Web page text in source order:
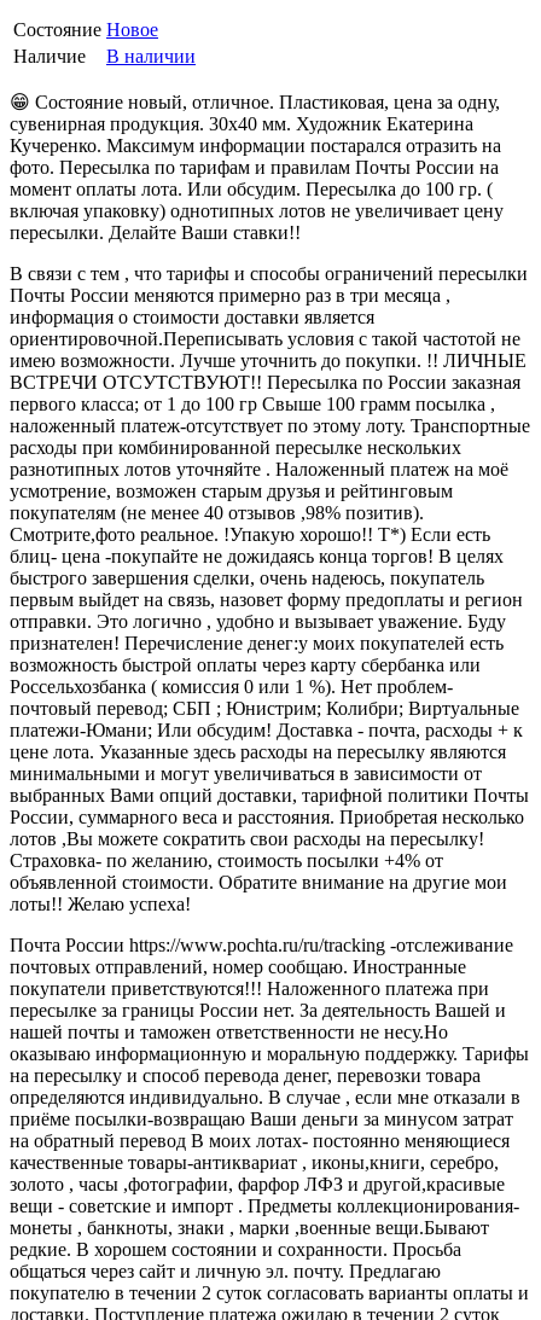
Состояние Новое
Наличие
В наличии
😁 Состояние новый, отличное. Пластиковая, цена за одну,
сувенирная продукция. 30х40 мм. Художник Екатерина
Кучеренко. Максимум информации постарался отразить на
фото. Пересылка по тарифам и правилам Почты России на
момент оплаты лота. Или обсудим. Пересылка до 100 гр. (
включая упаковку) однотипных лотов не увеличивает цену
пересылки. Делайте Ваши ставки!!
В связи с тем , что тарифы и способы ограничений пересылки
Почты России меняются примерно раз в три месяца ,
информация о стоимости доставки является
ориентировочной.Переписывать условия с такой частотой не
имею возможности. Лучше уточнить до покупки. !! ЛИЧНЫЕ
ВСТРЕЧИ ОТСУТСТВУЮТ!! Пересылка по России заказная
первого класса; от 1 до 100 гр Свыше 100 грамм посылка ,
наложенный платеж-отсутствует по этому лоту. Транспортные
расходы при комбинированной пересылке нескольких
разнотипных лотов уточняйте . Наложенный платеж на моё
усмотрение, возможен старым друзья и рейтинговым
покупателям (не менее 40 отзывов ,98% позитив).
Смотрите,фото реальное. !Упакую хорошо!! Т*) Если есть
блиц- цена -покупайте не дожидаясь конца торгов! В целях
быстрого завершения сделки, очень надеюсь, покупатель
первым выйдет на связь, назовет форму предоплаты и регион
отправки. Это логично , удобно и вызывает уважение. Буду
признателен! Перечисление денег:у моих покупателей есть
возможность быстрой оплаты через карту сбербанка или
Россельхозбанка ( комиссия 0 или 1 %). Нет проблем-
почтовый перевод; СБП ; Юнистрим; Колибри; Виртуальные
платежи-Юмани; Или обсудим! Доставка - почта, расходы + к
цене лота. Указанные здесь расходы на пересылку являются
минимальными и могут увеличиваться в зависимости от
выбранных Вами опций доставки, тарифной политики Почты
России, суммарного веса и расстояния. Приобретая несколько
лотов ,Вы можете сократить свои расходы на пересылку!
Страховка- по желанию, стоимость посылки +4% от
объявленной стоимости. Обратите внимание на другие мои
лоты!! Желаю успеха!
Почта России https://www.pochta.ru/ru/tracking -отслеживание
почтовых отправлений, номер сообщаю. Иностранные
покупатели приветствуются!!! Наложенного платежа при
пересылке за границы России нет. За деятельность Вашей и
нашей почты и таможен ответственности не несу.Но
оказываю информационную и моральную поддержку. Тарифы
на пересылку и способ перевода денег, перевозки товара
определяются индивидуально. В случае , если мне отказали в
приёме посылки-возвращаю Ваши деньги за минусом затрат
на обратный перевод В моих лотах- постоянно меняющиеся
качественные товары-антиквариат , иконы,книги, серебро,
золото , часы ,фотографии, фарфор ЛФЗ и другой,красивые
вещи - советские и импорт . Предметы коллекционирования-
монеты , банкноты, знаки , марки ,военные вещи.Бывают
редкие. В хорошем состоянии и сохранности. Просьба
общаться через сайт и личную эл. почту. Предлагаю
покупателю в течении 2 суток согласовать варианты оплаты и
доставки. Поступление платежа ожидаю в течении 2 суток